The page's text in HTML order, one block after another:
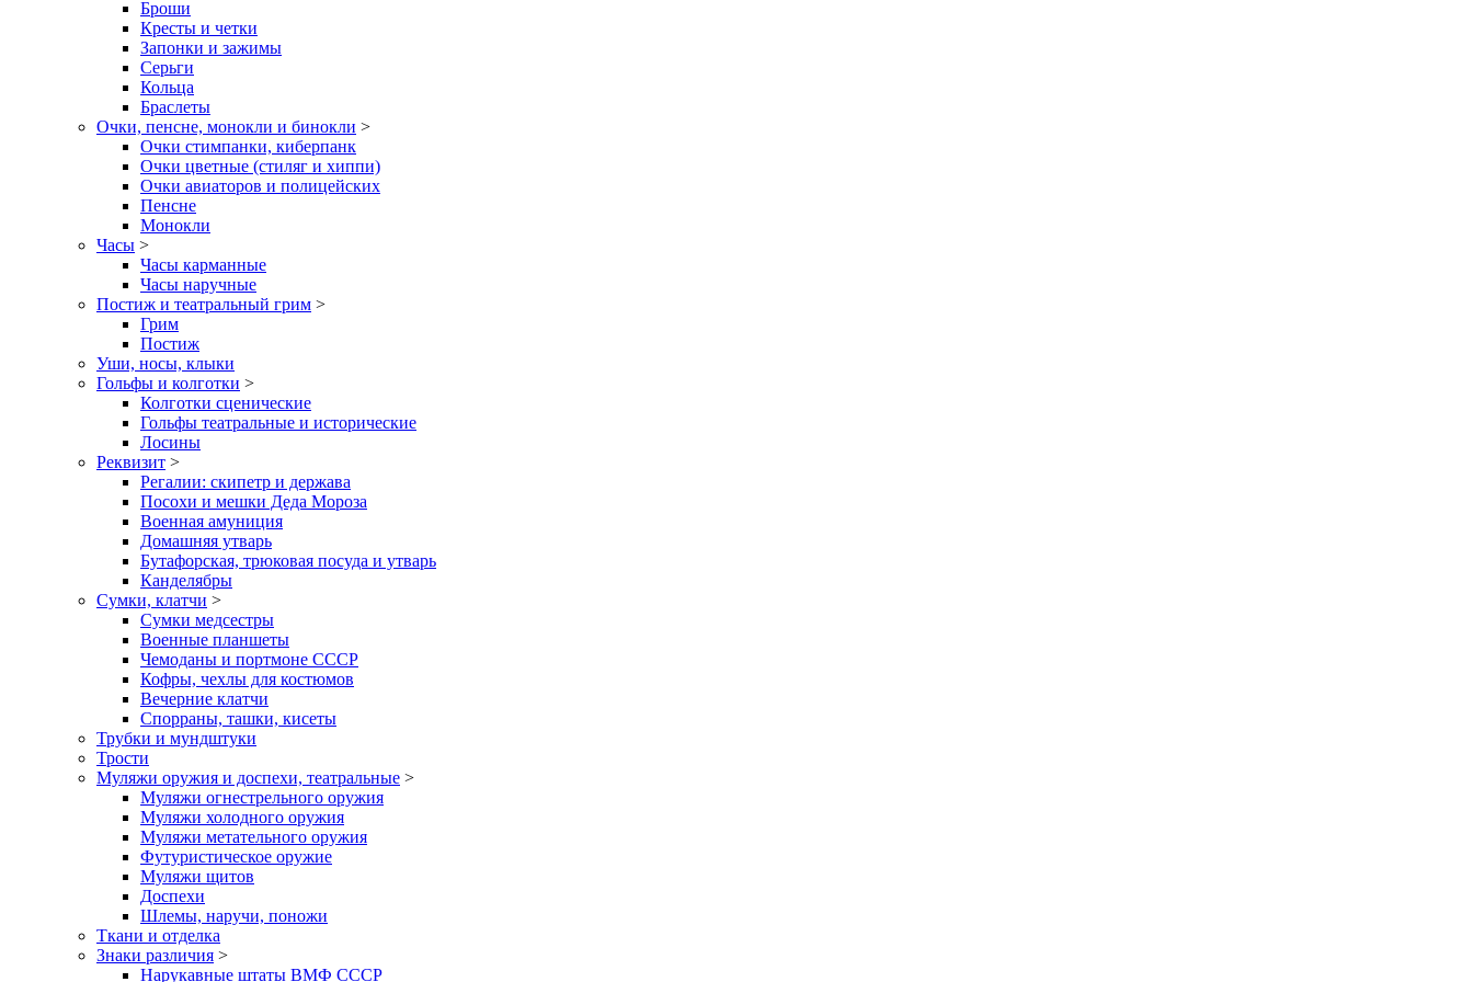
Броши
Кресты и четки
Запонки и зажимы
Серьги
Кольца
Браслеты
Очки, пенсне, монокли и бинокли >
Очки стимпанки, киберпанк
Очки цветные (стиляг и хиппи)
Очки авиаторов и полицейских
Пенсне
Монокли
Часы >
Часы карманные
Часы наручные
Постиж и театральный грим >
Грим
Постиж
Уши, носы, клыки
Гольфы и колготки >
Колготки сценические
Гольфы театральные и исторические
Лосины
Реквизит >
Регалии: скипетр и держава
Посохи и мешки Деда Мороза
Военная амуниция
Домашняя утварь
Бутафорская, трюковая посуда и утварь
Канделябры
Сумки, клатчи >
Сумки медсестры
Военные планшеты
Чемоданы и портмоне СССР
Кофры, чехлы для костюмов
Вечерние клатчи
Спорраны, ташки, кисеты
Трубки и мундштуки
Трости
Муляжи оружия и доспехи, театральные >
Муляжи огнестрельного оружия
Муляжи холодного оружия
Муляжи метательного оружия
Футуристическое оружие
Муляжи щитов
Доспехи
Шлемы, наручи, поножи
Ткани и отделка
Знаки различия >
Нарукавные штаты ВМФ СССР